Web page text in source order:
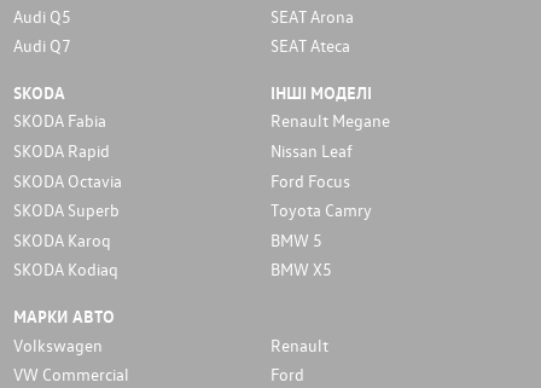
Audi Q5
Audi Q7
SEAT Arona
SEAT Ateca
SKODA
SKODA Fabia
SKODA Rapid
SKODA Octavia
SKODA Superb
SKODA Karoq
SKODA Kodiaq
ІНШІ МОДЕЛІ
Renault Megane
Nissan Leaf
Ford Focus
Toyota Camry
BMW 5
BMW X5
МАРКИ АВТО
Volkswagen
Renault
VW Commercial
Ford